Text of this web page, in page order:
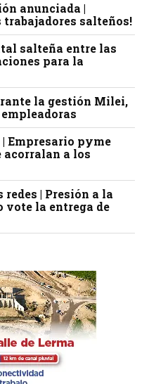
anunciada |
trabajadores salteños!
salteña entre las
para la
la gestión Milei,
Empresario pyme
acorralan a los
redes | Presión a la
vote la entrega de